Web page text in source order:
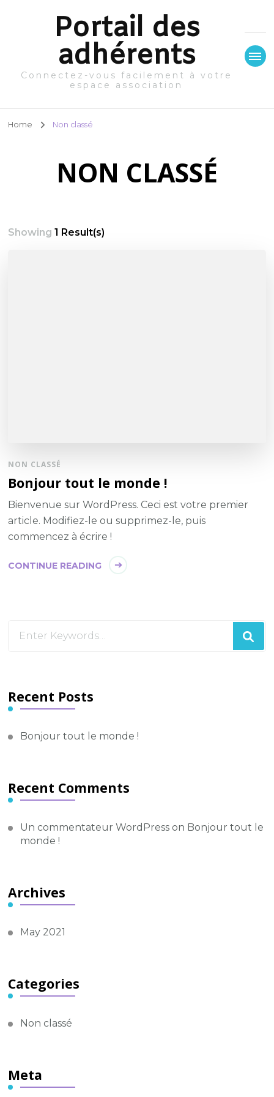
Portail des
adhérents
Connectez-vous facilement à votre
espace association
Home Non classé
NON CLASSÉ
Showing1 Result(s)
NON CLASSÉ
Bonjour tout le monde !
Bienvenue sur WordPress. Ceci est votre premier
article. Modifiez-le ou supprimez-le, puis
commencez à écrire !
CONTINUE READING
Recent Posts
Bonjour tout le monde !
Recent Comments
Un commentateur WordPress on Bonjour tout le
monde !
Archives
May 2021
Categories
Non classé
Meta